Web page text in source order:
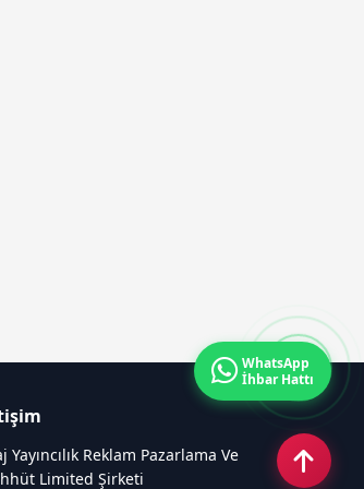
Yayıncılık Reklam Pazarlama Ve
Limited Şirketi
WhatsApp
İhbar Hattı